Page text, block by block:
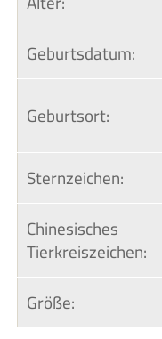
Geburtsdatum:
Geburtsort:
Sternzeichen:
Chinesisches
Tierkreiszeichen:
Größe: